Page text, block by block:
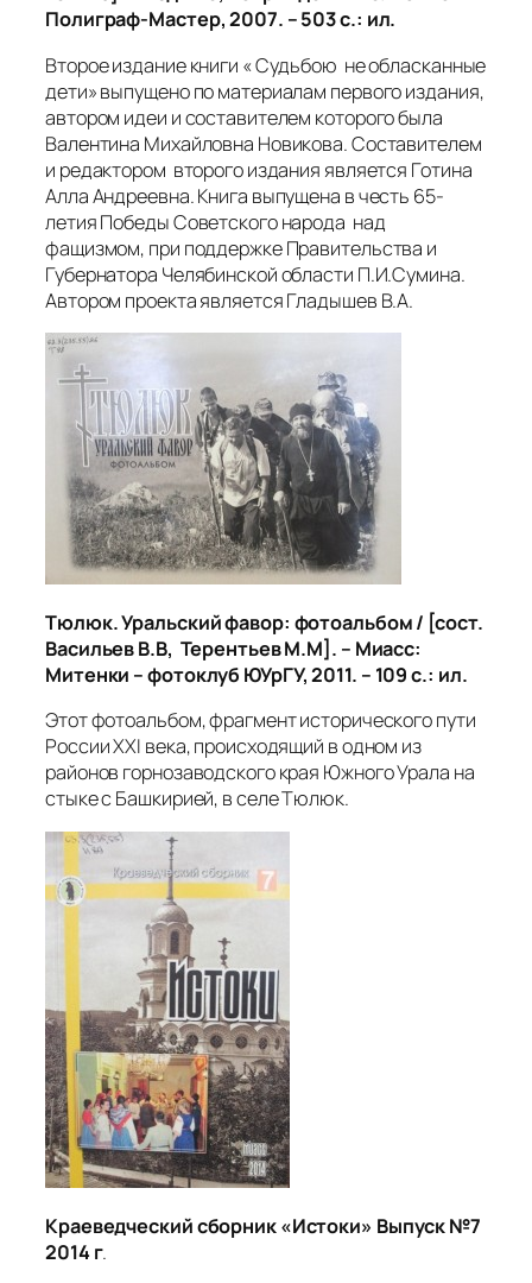
Полиграф-Мастер, 2007. – 503 с.: ил.
Второе издание книги « Судьбою не обласканные
дети» выпущено по материалам первого издания,
автором идеи и составителем которого была
Валентина Михайловна Новикова. Составителем
и редактором второго издания является Готина
Алла Андреевна. Книга выпущена в честь 65-
летия Победы Советского народа над
фащизмом, при поддержке Правительства и
Губернатора Челябинской области П.И.Сумина.
Автором проекта является Гладышев В.А.
Тюлюк. Уральский фавор: фотоальбом / [сост.
Васильев В.В, Терентьев М.М]. – Миасс:
Митенки – фотоклуб ЮУрГУ, 2011. – 109 с.: ил.
Этот фотоальбом, фрагмент исторического пути
России XXI века, происходящий в одном из
районов горнозаводского края Южного Урала на
стыке с Башкирией, в селе Тюлюк.
Краеведческий сборник «Истоки» Выпуск №7
2014 г.